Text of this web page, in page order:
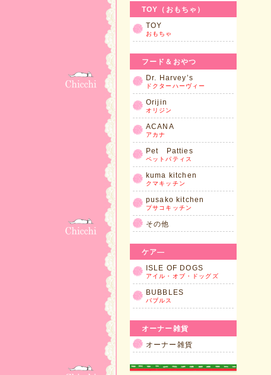
TOY（おもちゃ）
TOY
おもちゃ
フード＆おやつ
Dr. Harvey’s
ドクターハーヴィー
Orijin
オリジン
ACANA
アカナ
Pet Patties
ペットパティス
kuma kitchen
クマキッチン
pusako kitchen
プサコキッチン
その他
ケア―
ISLE OF DOGS
アイル・オブ・ドッグズ
BUBBLES
バブルス
オーナー雑貨
オーナー雑貨